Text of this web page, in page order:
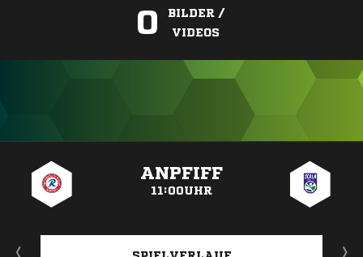
0
BILDER /
VIDEOS
ANPFIFF
11:00UHR